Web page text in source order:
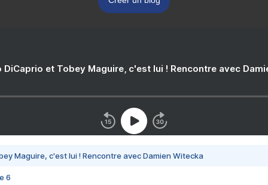
DiCaprio et Tobey Maguire, c'est lui ! Rencontre avec
Maguire, c'est lui ! Rencontre avec Damien Witecka
6